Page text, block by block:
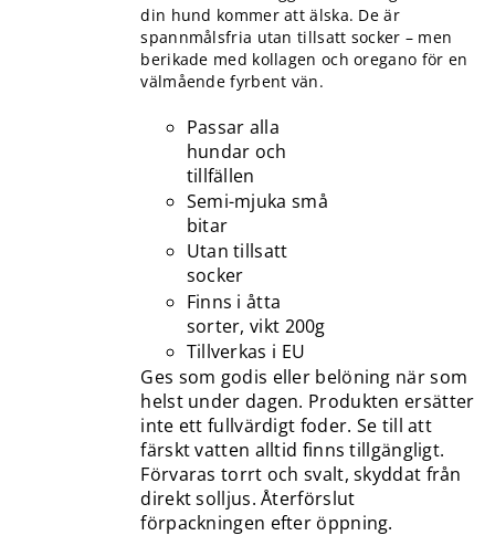
din hund kommer att älska. De är
spannmålsfria utan tillsatt socker – men
berikade med kollagen och oregano för en
välmående fyrbent vän.
Passar alla
hundar och
tillfällen
Semi-mjuka små
bitar
Utan tillsatt
socker
Finns i åtta
sorter, vikt 200g
Tillverkas i EU
Ges som godis eller belöning när som
helst under dagen. Produkten ersätter
inte ett fullvärdigt foder. Se till att
färskt vatten alltid finns tillgängligt.
Förvaras torrt och svalt, skyddat från
direkt solljus. Återförslut
förpackningen efter öppning.